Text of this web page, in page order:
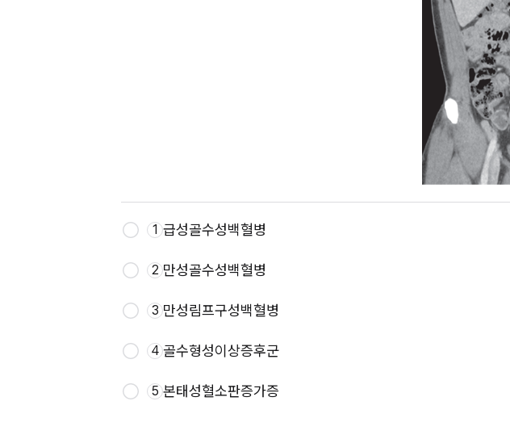
1 급성골수성백혈병
2 만성골수성백혈병
3 만성림프구성백혈병
4 골수형성이상증후군
5 본태성혈소판증가증